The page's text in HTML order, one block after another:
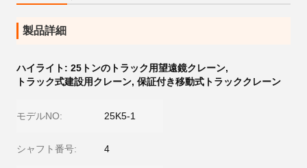
製品詳細
ハイライト: 25トンのトラック用望遠鏡クレーン,
トラック式建設用クレーン, 保証付き移動式トラッククレーン
モデルNO: 25K5-1
シャフト番号: 4